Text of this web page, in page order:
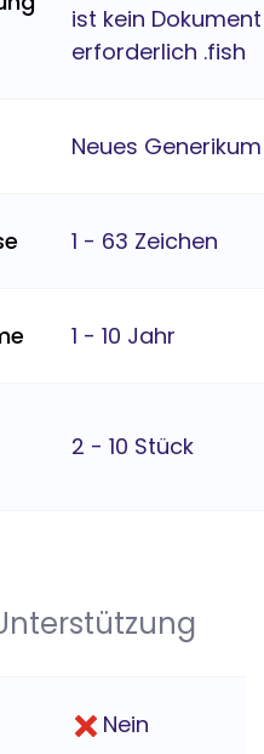
ist kein Dokument
erforderlich .fish
Neues Generikum
1 - 63 Zeichen
1 - 10 Jahr
2 - 10 Stück
Nein